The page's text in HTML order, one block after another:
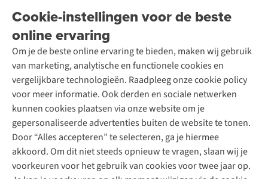
Cookie-instellingen voor de beste
online ervaring
Om je de beste online ervaring te bieden, maken wij gebruik
van marketing, analytische en functionele cookies en
vergelijkbare technologieën. Raadpleeg onze cookie policy
voor meer informatie. Ook derden en sociale netwerken
kunnen cookies plaatsen via onze website om je
gepersonaliseerde advertenties buiten de website te tonen.
Door “Alles accepteren” te selecteren, ga je hiermee
akkoord. Om dit niet steeds opnieuw te vragen, slaan wij je
voorkeuren voor het gebruik van cookies voor twee jaar op.
Garantie
Contact
Onze winkels
Over A.S.Adventure
Toegankelijkheidsverklaring
Ski-onderhoud
Wasservice
Schoenonderhoud
Schoenherstelling
Kledingherstelling
Retouches
Voor bedrijven
A.S.Magazine
Podcast
Explore Academy
Explore Camp
Gear Check
Inspiratie & advies
Meld je aan voor de nieuwsbrief
Follow us